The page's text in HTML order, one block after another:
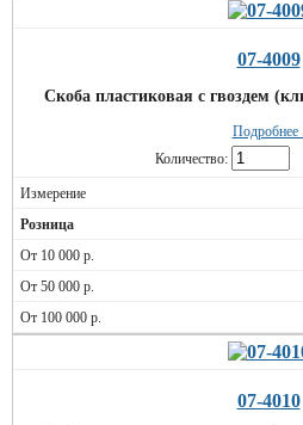
07-4009
Скоба пластиковая с гвоздем
Подробнее
Количество:
07-4010